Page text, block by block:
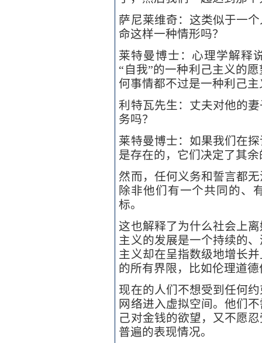
萨尼莱维奇：这类似于一
命这样一种情形吗？
莱特曼博士：心理学解释
“自我”的一种利己主义的
何事情都不过是一种利己
利特瓦先生：丈夫对他的
务吗？
莱特曼博士：如果我们在
是存在的，它们决定了其
然而，任何义务和誓言都
除非他们有一个共同的、
标。
这也解释了为什么社会上
主义的发展是一个持续的
主义却在呈指数级地增长
的所有界限，比如伦理道
现在的人们不想受到任何
网络进入虚拟空间。他们
己对金钱的欲望，又不愿
普遍的表现情况。